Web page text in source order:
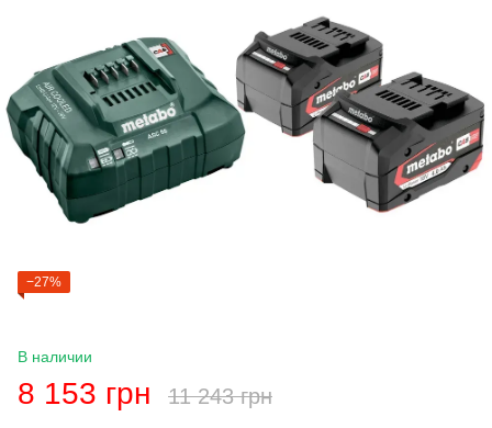
−27%
В наличии
8 153 грн 11 243 грн